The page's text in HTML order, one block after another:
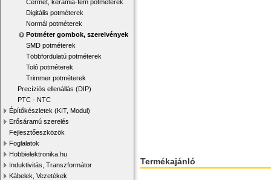
Cermet, kerámia-fém potméterek
Digitális potméterek
Normál potméterek
Potméter gombok, szerelvények
SMD potméterek
Többfordulatú potméterek
Toló potméterek
Trimmer potméterek
Precíziós ellenállás (DIP)
PTC - NTC
Építőkészletek (KIT, Modul)
Erősáramú szerelés
Fejlesztőeszközök
Foglalatok
Hobbielektronika.hu
Induktivitás, Transzformátor
Kábelek, Vezetékek
Termékajánló